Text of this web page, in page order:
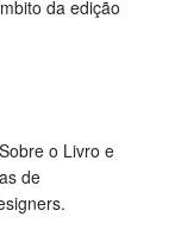
da edição
o Livro e
de